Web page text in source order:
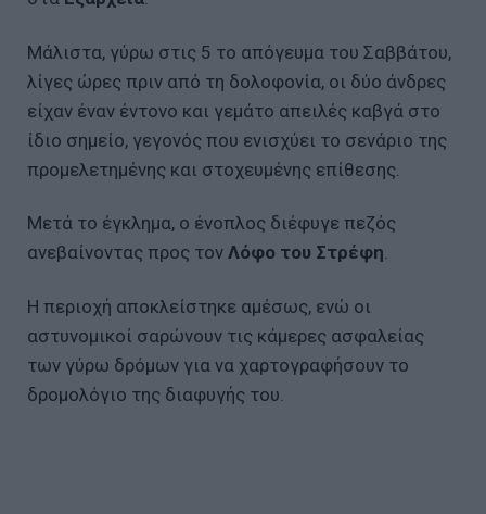
Μάλιστα, γύρω στις 5 το απόγευμα του Σαββάτου,
λίγες ώρες πριν από τη δολοφονία, οι δύο άνδρες
είχαν έναν έντονο και γεμάτο απειλές καβγά στο
ίδιο σημείο, γεγονός που ενισχύει το σενάριο της
προμελετημένης και στοχευμένης επίθεσης.
Μετά το έγκλημα, ο ένοπλος διέφυγε πεζός
ανεβαίνοντας προς τον Λόφο του Στρέφη.
Η περιοχή αποκλείστηκε αμέσως, ενώ οι
αστυνομικοί σαρώνουν τις κάμερες ασφαλείας
των γύρω δρόμων για να χαρτογραφήσουν το
δρομολόγιο της διαφυγής του.